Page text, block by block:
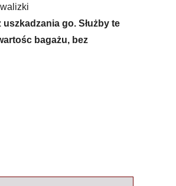
go. Służby te
bagażu, bez